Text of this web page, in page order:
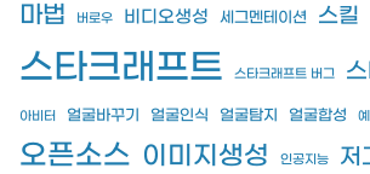
마법 버로우 비디오생성 세그멘테이션 스킬
스타크래프트 스타크래프트 버그
아비터 얼굴바꾸기 얼굴인식 얼굴탐지 얼굴합성
오픈소스 이미지생성 인공지능 저